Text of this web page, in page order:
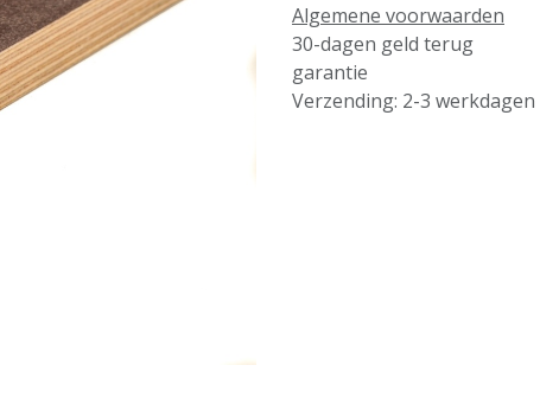
Algemene voorwaarden
30-dagen geld terug
garantie
Verzending: 2-3 werkdagen